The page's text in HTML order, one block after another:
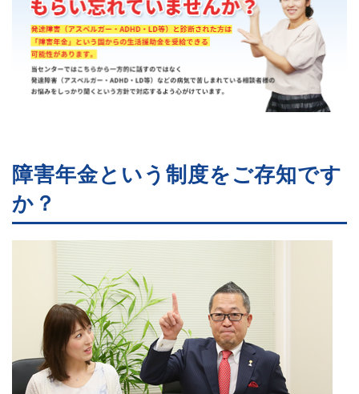
障害年金という制度をご存知です
か？